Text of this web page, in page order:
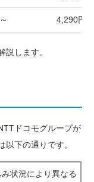
4,290円～
説します。
ドコモグループが
下の通りです。
状況により異なる